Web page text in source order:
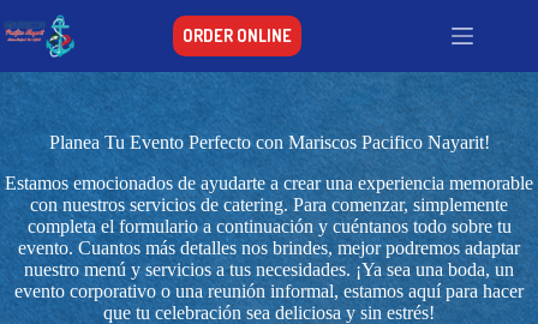
al
contenido
ORDER ONLINE
Planea Tu Evento Perfecto con Mariscos Pacifico Nayarit!
Estamos emocionados de ayudarte a crear una experiencia memorable
con nuestros servicios de catering. Para comenzar, simplemente
completa el formulario a continuación y cuéntanos todo sobre tu
evento. Cuantos más detalles nos brindes, mejor podremos adaptar
nuestro menú y servicios a tus necesidades. ¡Ya sea una boda, un
evento corporativo o una reunión informal, estamos aquí para hacer
que tu celebración sea deliciosa y sin estrés!